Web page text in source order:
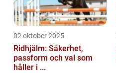
02 oktober 2025
Ridhjälm: Säkerhet,
passform och val som
håller i ...